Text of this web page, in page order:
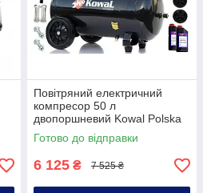
Повітряний електричний
компресор 50 л
двопоршневий Kowal Polska
2.2 кВт 50 л компресор
масляний для
Готово до відправки
6 125 ₴ 7 525 ₴